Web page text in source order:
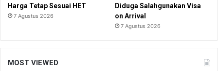
Harga Tetap Sesuai HET
7 Agustus 2026
Diduga Salahgunakan Visa
on Arrival
7 Agustus 2026
MOST VIEWED